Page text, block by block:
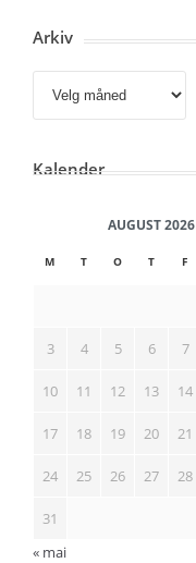
Arkiv
Kalender
AUGUST 2026
M T O T F
3 4 5 6 7
10 11 12 13 14
17 18 19 20 21
24 25 26 27 28
31
« mai